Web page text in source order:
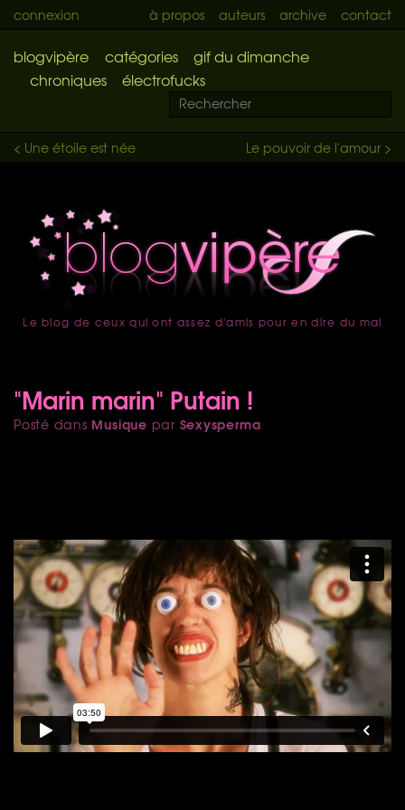
connexion à propos auteurs archive contact
blogvipère catégories
gif du dimanche
chroniques
électrofucks
Le pouvoir de l'amour >
< Une étoile est née
accueil
Le blog de ceux qui ont assez d'amis pour en dire du mal
"Marin marin" Putain !
Posté dans Musique par Sexysperma